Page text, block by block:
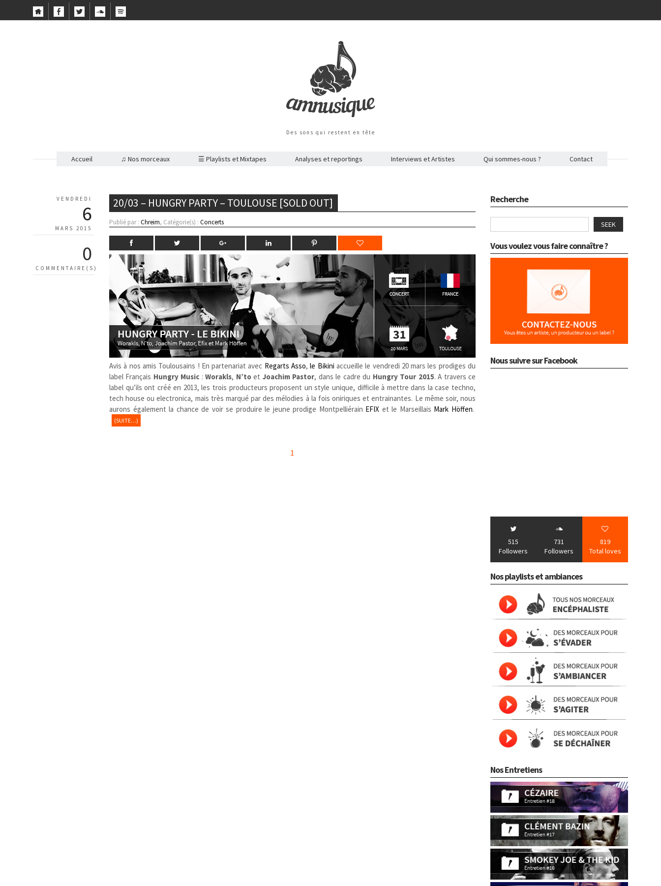
Des sons qui restent en tête
Accueil ♫ Nos morceaux ☰ Playlists et Mixtapes Analyses et reportings Interviews et Artistes Qui sommes-nous ? Contact
VENDREDI
6
MARS 2015
0
COMMENTAIRE(S)
20/03 – HUNGRY PARTY – TOULOUSE [SOLD OUT]
Publié par :Chreim, Catégorie(s) :Concerts
Avis à nos amis Toulousains ! En partenariat avec Regarts Asso,le Bikini accueille le vendredi 20 mars les prodiges du
label Français Hungry Music :Worakls, N’toet Joachim Pastor, dans le cadre du Hungry Tour 2015. A travers ce
label qu’ils ont créé en 2013, les trois producteurs proposent un style unique, difficile à mettre dans la case techno,
tech house ou electronica, mais très marqué par des mélodies à la fois oniriques et entrainantes. Le même soir, nous
aurons également la chance de voir se produire le jeune prodige Montpelliérain EFIX et le Marseillais Mark Höffen.
(SUITE…)
1
Recherche
SEEK
Vous voulez vous faire connaître ?
Nous suivre sur Facebook
515
Followers
731
Followers
819
Total loves
Nos playlists et ambiances
Nos Entretiens